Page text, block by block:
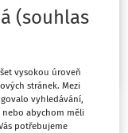
na
(souhlas
vysokou úroveň
stránek. Mezi
vyhledávání,
abychom měli
potřebujeme